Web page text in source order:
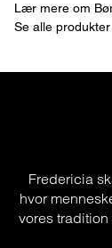
Lær mere om
Se alle
Fredericia
hvor
vores